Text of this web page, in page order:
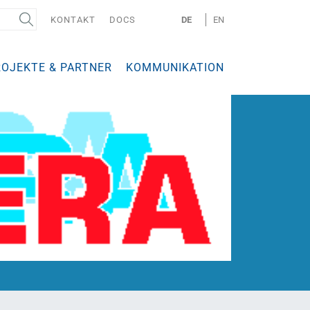
KONTAKT DOCS DE EN
& PARTNER KOMMUNIKATION